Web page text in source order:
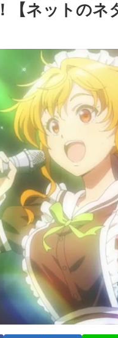
ネットのネ